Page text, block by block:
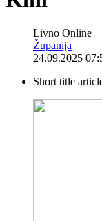
Livno Online
Županija
24.09.2025
Short title